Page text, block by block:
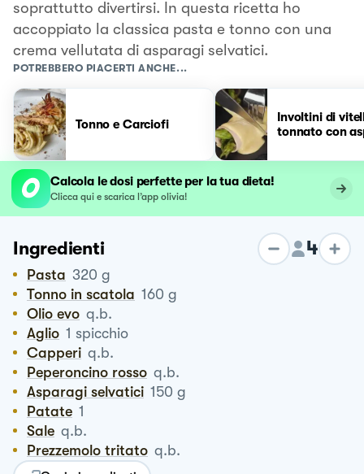
soprattutto divertirsi. In questa ricetta ho
accoppiato la classica pasta e tonno con una
crema vellutata di asparagi selvatici.
POTREBBERO PIACERTI ANCHE...
Tonno e Carciofi
Involtini di
tonnato con
Calcola le dosi perfette per la tua dieta!
Clicca qui e scarica l’app olivia!
Ingredienti 4
Pasta 320 g
Tonno in scatola 160 g
Olio evo q.b.
Aglio 1 spicchio
Capperi q.b.
Peperoncino rosso q.b.
Asparagi selvatici 150 g
Patate 1
Sale q.b.
Prezzemolo tritato q.b.